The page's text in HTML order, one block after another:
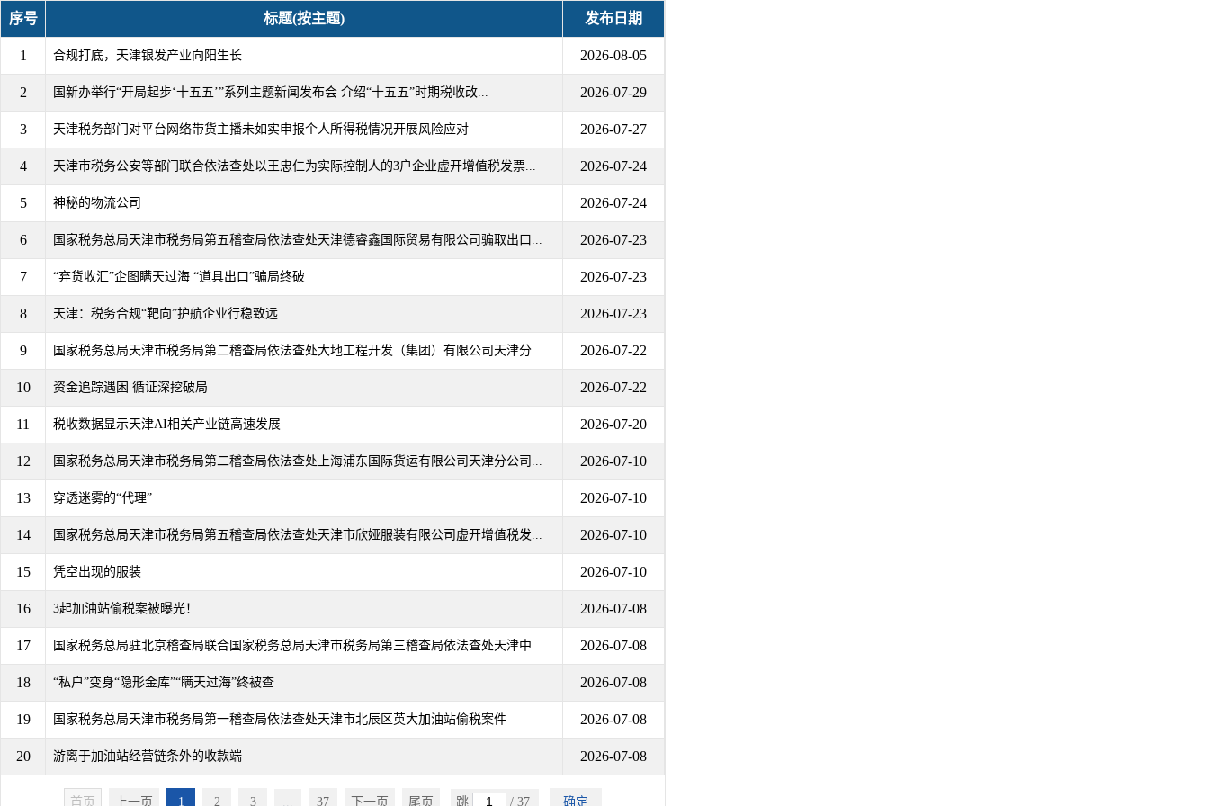
序号 标题(按主题) 发布日期
1 合规打底，天津银发产业向阳生长 2026-08-05
2 国新办举行“开局起步‘十五五’”系列主题新闻发布会 介绍“十五五”时期税收改... 2026-07-29
3 天津税务部门对平台网络带货主播未如实申报个人所得税情况开展风险应对 2026-07-27
4 天津市税务公安等部门联合依法查处以王忠仁为实际控制人的3户企业虚开增值税发票... 2026-07-24
5 神秘的物流公司 2026-07-24
6 国家税务总局天津市税务局第五稽查局依法查处天津德睿鑫国际贸易有限公司骗取出口... 2026-07-23
7 “弃货收汇”企图瞒天过海 “道具出口”骗局终破 2026-07-23
8 天津：税务合规“靶向”护航企业行稳致远 2026-07-23
9 国家税务总局天津市税务局第二稽查局依法查处大地工程开发（集团）有限公司天津分... 2026-07-22
10 资金追踪遇困 循证深挖破局 2026-07-22
11 税收数据显示天津AI相关产业链高速发展 2026-07-20
12 国家税务总局天津市税务局第二稽查局依法查处上海浦东国际货运有限公司天津分公司... 2026-07-10
13 穿透迷雾的“代理” 2026-07-10
14 国家税务总局天津市税务局第五稽查局依法查处天津市欣娅服装有限公司虚开增值税发... 2026-07-10
15 凭空出现的服装 2026-07-10
16 3起加油站偷税案被曝光！ 2026-07-08
17 国家税务总局驻北京稽查局联合国家税务总局天津市税务局第三稽查局依法查处天津中... 2026-07-08
18 “私户”变身“隐形金库”“瞒天过海”终被查 2026-07-08
19 国家税务总局天津市税务局第一稽查局依法查处天津市北辰区英大加油站偷税案件 2026-07-08
20 游离于加油站经营链条外的收款端 2026-07-08
首页 上一页 1 2 3 ... 37 下一页 尾页 跳 / 37 确定